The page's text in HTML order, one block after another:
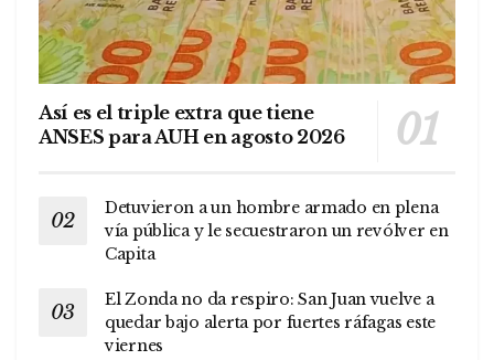
Así es el triple extra que tiene
ANSES para AUH en agosto 2026
Detuvieron a un hombre armado en plena
vía pública y le secuestraron un revólver en
Capita
El Zonda no da respiro: San Juan vuelve a
quedar bajo alerta por fuertes ráfagas este
viernes